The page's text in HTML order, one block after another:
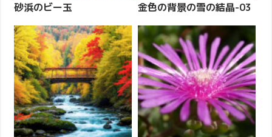
砂浜のビー玉 金色の背景の雪の結晶-03